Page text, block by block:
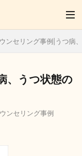
ンセリング事例|うつ病
、うつ状態の
ンセリング事例